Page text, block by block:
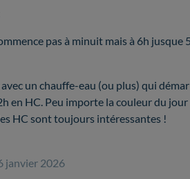
pas à minuit mais à 6h jusque
avec un chauffe-eau (ou plus) qui
en HC. Peu importe la couleur du jour
HC sont toujours intéressantes !
janvier 2026